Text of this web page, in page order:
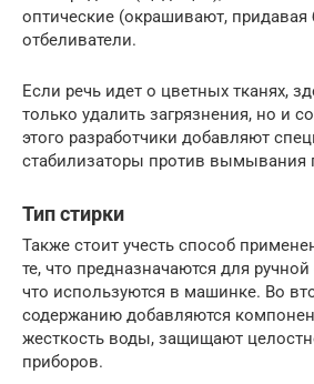
оптические (окрашивают, придавая
отбеливатели.
Если речь идет о цветных тканях,
только удалить загрязнения, но и
этого разработчики добавляют
стабилизаторы против вымывания
Тип стирки
Также стоит учесть способ
те, что предназначаются для ручной
что используются в машинке. Во
содержанию добавляются
жесткость воды, защищают
приборов.